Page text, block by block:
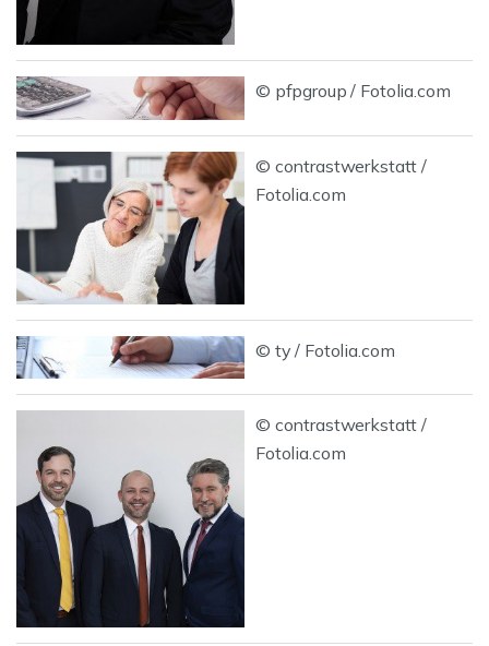
© pfpgroup / Fotolia.com
© contrastwerkstatt /
Fotolia.com
© ty / Fotolia.com
© contrastwerkstatt /
Fotolia.com